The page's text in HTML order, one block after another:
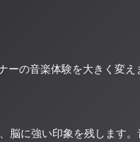
ーの音楽体験を大きく変え
脳に強い印象を残します